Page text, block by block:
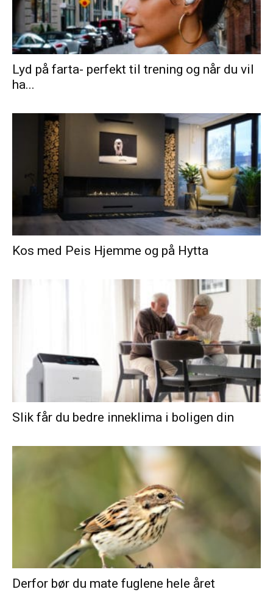
Lyd på farta- perfekt til trening og når du vil
ha...
Kos med Peis Hjemme og på Hytta
Slik får du bedre inneklima i boligen din
Derfor bør du mate fuglene hele året